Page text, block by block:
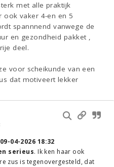
met alle praktijk
ook vaker 4-en en 5
spannnend vanwege de
en gezondheid pakket ,
deel.
voor scheikunde van een
dat motiveert lekker
09-04-2026 18:32
serieus. Ik ken haar ook
zus is tegenovergesteld, dat